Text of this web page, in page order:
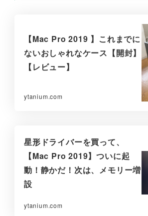
【Mac Pro 2019 】これまでに
ないおしゃれなケース【開封】
【レビュー】
ytanium.com
星形ドライバーを買って、
【Mac Pro 2019】ついに起
動！静かだ！次は、メモリー増
設
ytanium.com